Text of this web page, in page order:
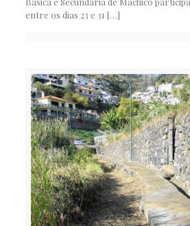
entre os dias 23 e 31 […]